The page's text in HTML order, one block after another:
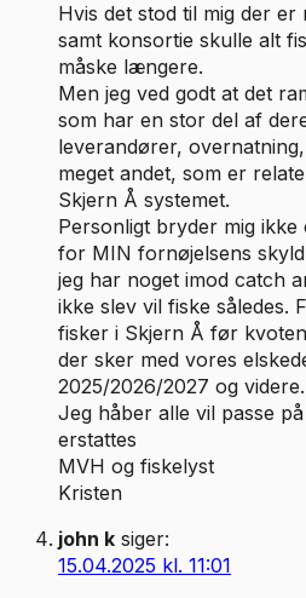
Hvis det stod til mig der
samt konsortie skulle alt
måske længere.
Men jeg ved godt at det
som har en stor del af
leverandører,
meget andet, som er
Skjern Å systemet.
Personligt bryder mig
for MIN fornøjelsens
jeg har noget imod catch
ikke slev vil fiske således.
fisker i Skjern Å før
der sker med vores
2025/2026/2027 og videre.
Jeg håber alle vil passe
erstattes
MVH og fiskelyst
Kristen
john k siger:
15.04.2025 kl. 11:01